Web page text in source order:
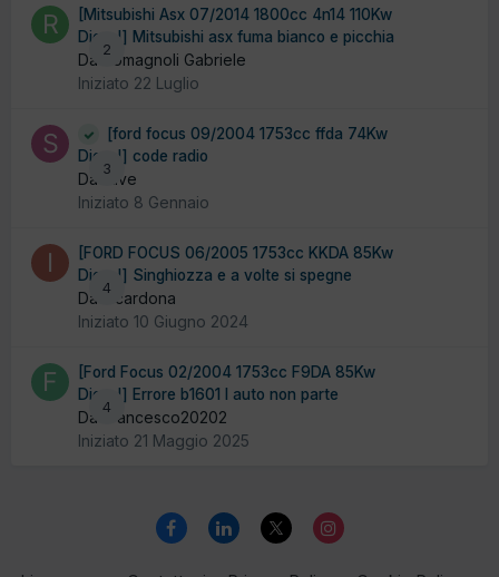
2
[Mitsubishi Asx 07/2014 1800cc 4n14 110Kw
Diesel] Mitsubishi asx fuma bianco e picchia
Da Romagnoli Gabriele
Iniziato 22 Luglio
3
[ford focus 09/2004 1753cc ffda 74Kw
Diesel] code radio
Da stive
Iniziato 8 Gennaio
4
[FORD FOCUS 06/2005 1753cc KKDA 85Kw
Diesel] Singhiozza e a volte si spegne
Da incardona
Iniziato 10 Giugno 2024
4
[Ford Focus 02/2004 1753cc F9DA 85Kw
Diesel] Errore b1601 l auto non parte
Da Francesco20202
Iniziato 21 Maggio 2025